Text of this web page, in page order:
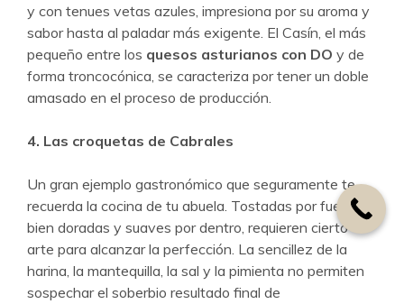
y con tenues vetas azules, impresiona por su aroma y
sabor hasta al paladar más exigente. El Casín, el más
pequeño entre los quesos asturianos con DO y de
forma troncocónica, se caracteriza por tener un doble
amasado en el proceso de producción.
4. Las croquetas de Cabrales
Un gran ejemplo gastronómico que seguramente te
recuerda la cocina de tu abuela. Tostadas por fuera,
bien doradas y suaves por dentro, requieren cierto
arte para alcanzar la perfección. La sencillez de la
harina, la mantequilla, la sal y la pimienta no permiten
sospechar el soberbio resultado final de